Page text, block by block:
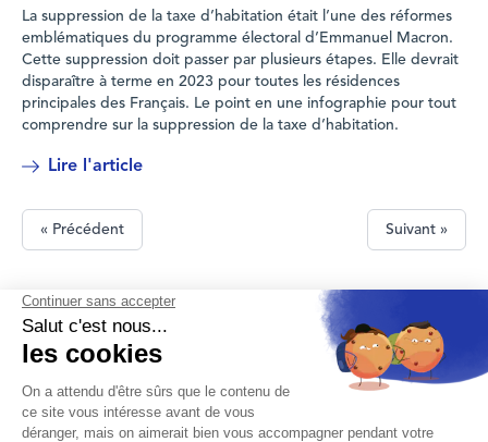
La suppression de la taxe d’habitation était l’une des réformes
emblématiques du programme électoral d’Emmanuel Macron.
Cette suppression doit passer par plusieurs étapes. Elle devrait
disparaître à terme en 2023 pour toutes les résidences
principales des Français. Le point en une infographie pour tout
comprendre sur la suppression de la taxe d’habitation.
Lire l'article
« Précédent Suivant »
Protection des données personnelles